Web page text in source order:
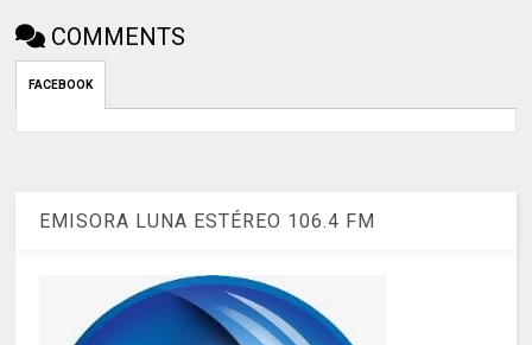
COMMENTS
FACEBOOK
EMISORA LUNA ESTÉREO 106.4 FM